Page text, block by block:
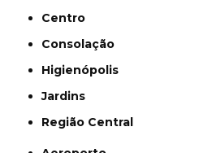
Centro
Consolação
Higienópolis
Jardins
Região Central